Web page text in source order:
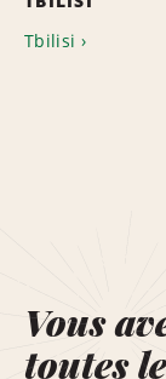
Tbilisi
Vous
toutes